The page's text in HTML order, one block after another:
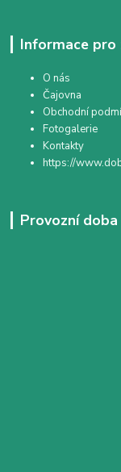
Informace pro
O nás
Čajovna
Obchodní
Fotogalerie
Kontakty
https://
Provozní doba